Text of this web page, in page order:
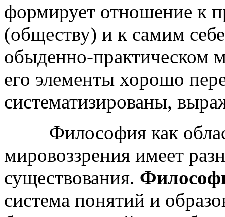
формирует отношение к
(обществу) и к самим
обыденно-практическом
его элементы хорошо
систематизированы,
Философия как
мировоззрения имеет
существования.
система понятий и